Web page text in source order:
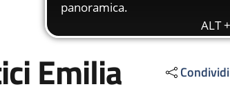
Emilia Condividi